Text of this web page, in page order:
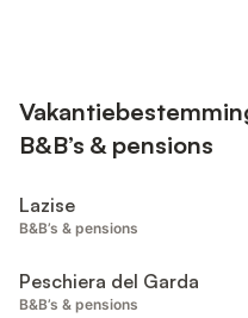
B&B’s & pensions
Lazise
B&B’s & pensions
Peschiera del Garda
B&B’s & pensions